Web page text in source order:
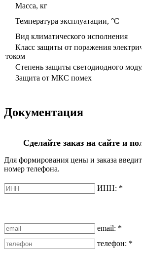
Масса, кг
Температура эксплуатации, °С
Вид климатического исполнения
Класс защиты от поражения
током
Степень защиты светодиодного
Защита от МКС помех
Документация
Сделайте заказ на сайте и
Для формирования цены и заказа
номер телефона.
ИНН: *
email: *
телефон: *